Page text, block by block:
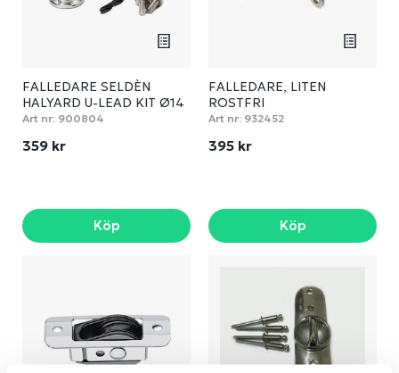
FALLEDARE SELDÈN
HALYARD U-LEAD KIT Ø14
X 35 MM
Art nr: 900804
359 kr
Köp
FALLEDARE, LITEN
ROSTFRI
Art nr: 932452
395 kr
Köp